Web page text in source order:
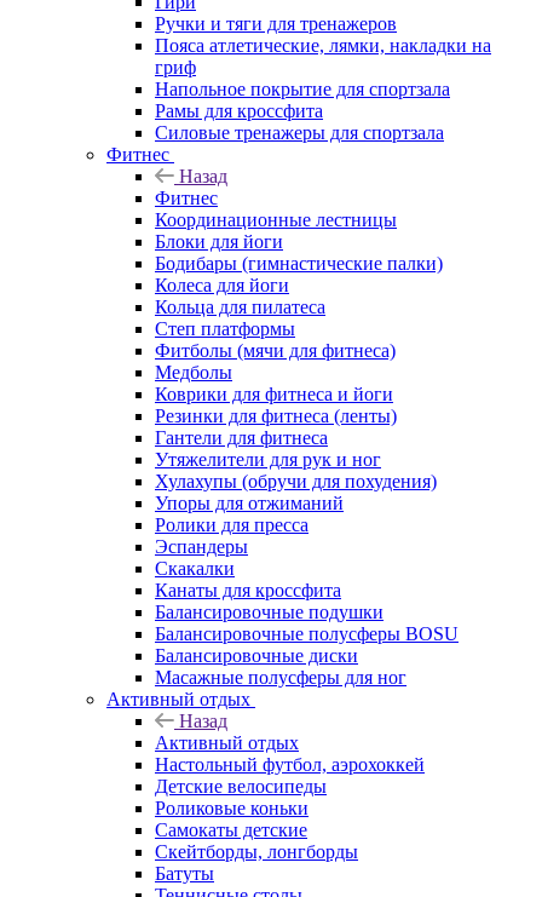
Ручки и тяги для тренажеров
Пояса атлетические, лямки, накладки на
гриф
Напольное покрытие для спортзала
Рамы для кроссфита
Силовые тренажеры для спортзала
Фитнес
Назад
Фитнес
Координационные лестницы
Блоки для йоги
Бодибары (гимнастические палки)
Колеса для йоги
Кольца для пилатеса
Степ платформы
Фитболы (мячи для фитнеса)
Медболы
Коврики для фитнеса и йоги
Резинки для фитнеса (ленты)
Гантели для фитнеса
Утяжелители для рук и ног
Хулахупы (обручи для похудения)
Упоры для отжиманий
Ролики для пресса
Эспандеры
Скакалки
Канаты для кроссфита
Балансировочные подушки
Балансировочные полусферы BOSU
Балансировочные диски
Масажные полусферы для ног
Активный отдых
Назад
Активный отдых
Настольный футбол, аэрохоккей
Детские велосипеды
Роликовые коньки
Самокаты детские
Скейтборды, лонгборды
Батуты